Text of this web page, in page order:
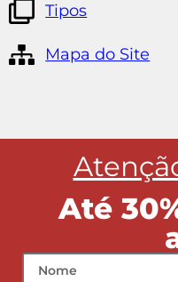
Tipos
Mapa do Site
Até